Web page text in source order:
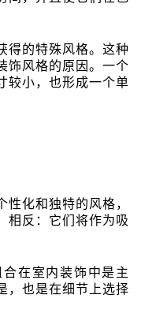
得的特殊风格。这种
饰风格的原因。一个
较小，也形成一个单
化和独特的风格，
相反：它们将作为吸
在室内装饰中是主
，也是在细节上选择